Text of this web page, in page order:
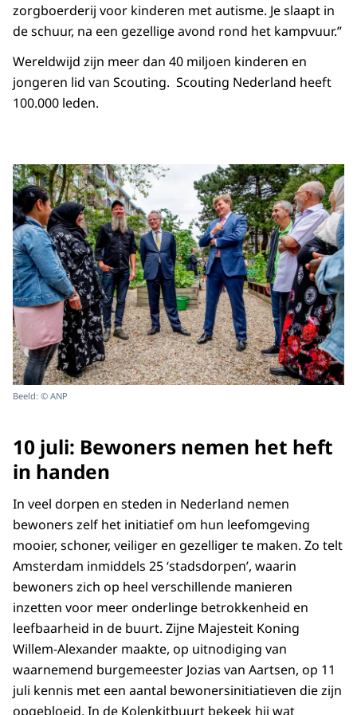
zorgboerderij voor kinderen met autisme. Je slaapt in
de schuur, na een gezellige avond rond het kampvuur.”
Wereldwijd zijn meer dan 40 miljoen kinderen en
jongeren lid van Scouting. Scouting Nederland heeft
100.000 leden.
Beeld: © ANP
10 juli: Bewoners nemen het heft
in handen
In veel dorpen en steden in Nederland nemen
bewoners zelf het initiatief om hun leefomgeving
mooier, schoner, veiliger en gezelliger te maken. Zo telt
Amsterdam inmiddels 25 ‘stadsdorpen’, waarin
bewoners zich op heel verschillende manieren
inzetten voor meer onderlinge betrokkenheid en
leefbaarheid in de buurt. Zijne Majesteit Koning
Willem-Alexander maakte, op uitnodiging van
waarnemend burgemeester Jozias van Aartsen, op 11
juli kennis met een aantal bewonersinitiatieven die zijn
opgebloeid. In de Kolenkitbuurt bekeek hij wat